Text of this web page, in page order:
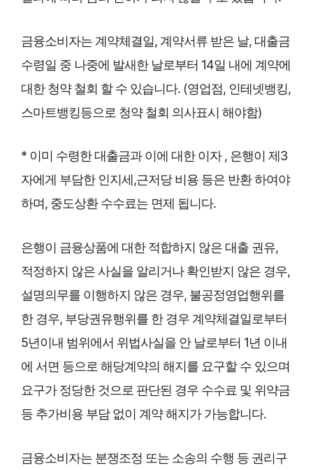
금융소비자는 계약체결일, 계약서류 받은 날, 대출금
수령일 중 나중에 발새한 날로부터 14일 내에 계약에
대한 청약 철회 할 수 있습니다. (영업점, 인테넷뱅킹,
스마트뱅킹등으로 청약 철회 의사표시 해야함)
* 이미 수령한 대출금과 이에 대한 이자 , 은행이 제3
자에게 부담한 인지세,근저당 비용 등은 반환 하여야
하며, 중도상환 수수료는 면제 됩니다.
은행이 금융상품에 대한 적합하지 않은 대출 권유,
적정하지 않은 사실을 알리거나 확인받지 않은 경우,
설명의무를 이행하지 않은 경우, 불공정영업행위를
한 경우, 부당권유행위를 한 경우 계약체결일로부터
5년이내 범위에서 위법사실을 안 날로부터 1년 이내
에 서면 등으로 해당계약의 해지를 요구할 수 있으며
요구가 정당한 것으로 판단된 경우 수수료 및 위약금
등 추가비용 부담 없이 계약 해지가 가능합니다.
금융소비자는 분쟁조정 또는 소송의 수행 등 권리구